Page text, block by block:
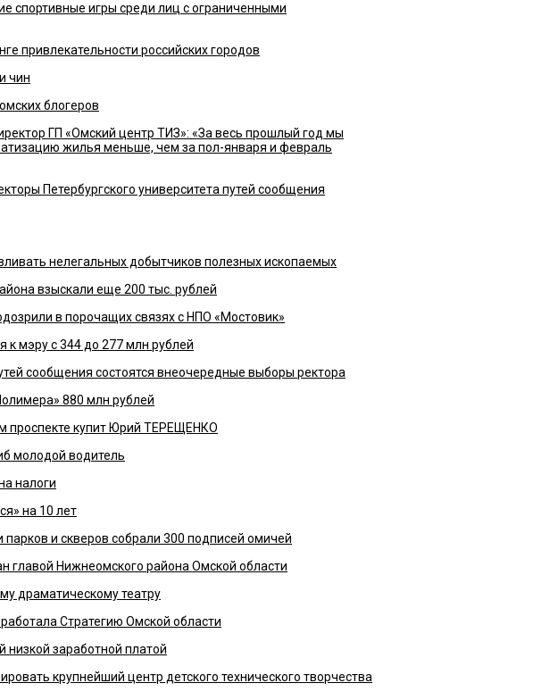
спортивные игры среди лиц с ограниченными
привлекательности российских городов
чин
блогеров
ГП «Омский центр ТИЗ»: «За весь прошлый год мы
жилья меньше, чем за пол-января и февраль
Петербургского университета путей сообщения
нелегальных добытчиков полезных ископаемых
взыскали еще 200 тыс. рублей
в порочащих связях с НПО «Мостовик»
к мэру с 344 до 277 млн рублей
сообщения состоятся внеочередные выборы ректора
880 млн рублей
проспекте купит Юрий ТЕРЕЩЕНКО
молодой водитель
налоги
на 10 лет
парков и скверов собрали 300 подписей омичей
Нижнеомского района Омской области
драматическому театру
Стратегию Омской области
низкой заработной платой
крупнейший центр детского технического творчества